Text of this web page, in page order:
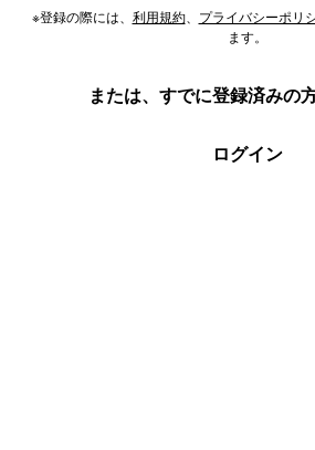
※登録の際には、 利用規約、 プライバシーポリ
ます。
または、すでに登録済みの
ログイン